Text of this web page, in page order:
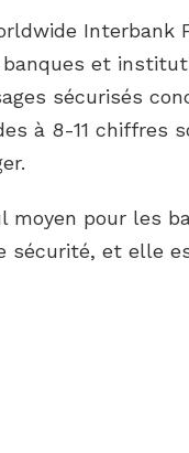
Interbank
et
sécurisés
à 8-11 chiffres
moyen pour les
et elle